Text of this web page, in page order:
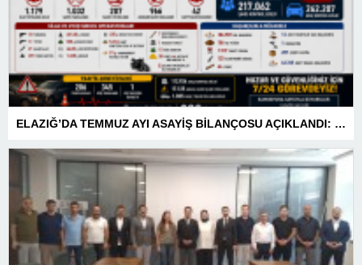
ELAZIĞ’DA TEMMUZ AYI ASAYİŞ BİLANÇOSU AÇIKLANDI: 1 AYDA 1.032 ŞAHIS YAKALANDI, 207 TUTUKLAMA